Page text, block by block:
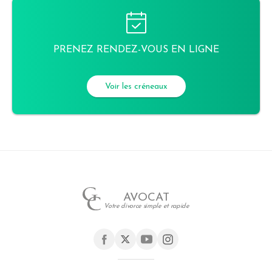
PRENEZ RENDEZ-VOUS EN LIGNE
Voir les créneaux
AVOCAT
Votre divorce simple et rapide